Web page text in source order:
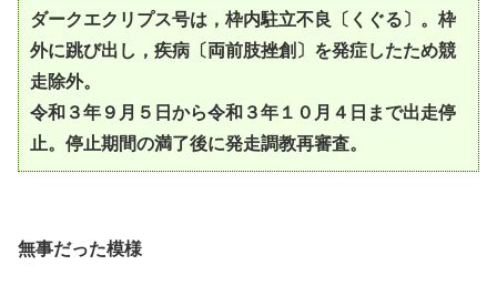
ダークエクリプス号は，枠内駐立不良〔くぐる〕。枠
外に跳び出し，疾病〔両前肢挫創〕を発症したため競
走除外。
令和３年９月５日から令和３年１０月４日まで出走停
止。停止期間の満了後に発走調教再審査。
無事だった模様